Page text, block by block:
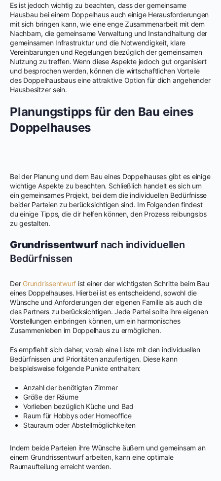
Es ist jedoch wichtig zu beachten, dass der gemeinsame
Hausbau bei einem Doppelhaus auch einige Herausforderungen
mit sich bringen kann, wie eine enge Zusammenarbeit mit dem
Nachbarn, die gemeinsame Verwaltung und Instandhaltung der
gemeinsamen Infrastruktur und die Notwendigkeit, klare
Vereinbarungen und Regelungen bezüglich der gemeinsamen
Nutzung zu treffen. Wenn diese Aspekte jedoch gut organisiert
und besprochen werden, können die wirtschaftlichen Vorteile
des Doppelhausbaus eine attraktive Option für dich angehender
Hausbesitzer sein.
Planungstipps für den Bau eines
Doppelhauses
Bei der Planung und dem Bau eines Doppelhauses gibt es einige
wichtige Aspekte zu beachten. Schließlich handelt es sich um
ein gemeinsames Projekt, bei dem die individuellen Bedürfnisse
beider Parteien zu berücksichtigen sind. Im Folgenden findest
du einige Tipps, die dir helfen können, den Prozess reibungslos
zu gestalten.
Grundrissentwurf nach individuellen
Bedürfnissen
Der Grundrissentwurf ist einer der wichtigsten Schritte beim Bau
eines Doppelhauses. Hierbei ist es entscheidend, sowohl die
Wünsche und Anforderungen der eigenen Familie als auch die
des Partners zu berücksichtigen. Jede Partei sollte ihre eigenen
Vorstellungen einbringen können, um ein harmonisches
Zusammenleben im Doppelhaus zu ermöglichen.
Es empfiehlt sich daher, vorab eine Liste mit den individuellen
Bedürfnissen und Prioritäten anzufertigen. Diese kann
beispielsweise folgende Punkte enthalten:
Anzahl der benötigten Zimmer
Größe der Räume
Vorlieben bezüglich Küche und Bad
Raum für Hobbys oder Homeoffice
Stauraum oder Abstellmöglichkeiten
Indem beide Parteien ihre Wünsche äußern und gemeinsam an
einem Grundrissentwurf arbeiten, kann eine optimale
Raumaufteilung erreicht werden.